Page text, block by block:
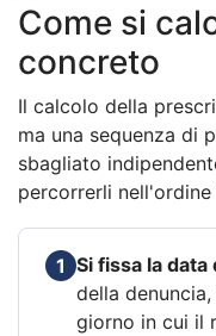
Come si
concreto
Il calcolo della
ma una sequenza di
sbagliato
percorrerli
1 Si fissa la
della
giorno in cui il